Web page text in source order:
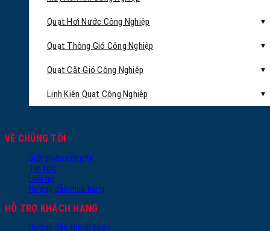
Quạt Hơi Nước Công Nghiệp
Quạt Thông Gió Công Nghiệp
Quạt Cắt Gió Công Nghiệp
Linh Kiện Quạt Công Nghiệp
VỀ CHÚNG TÔI
Giới thiệu công ty
Tin tức
Liên hệ
Hướng dẫn mua hàng
HỖ TRỢ KHÁCH HÀNG
Hướng dẫn thanh toán